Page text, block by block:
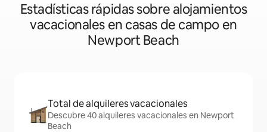
Estadísticas rápidas sobre alojamientos
vacacionales en casas de campo en
Newport Beach
Total de alquileres vacacionales
Descubre 40 alquileres vacacionales en Newport
Beach